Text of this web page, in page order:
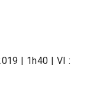
| 1h40 | VI :